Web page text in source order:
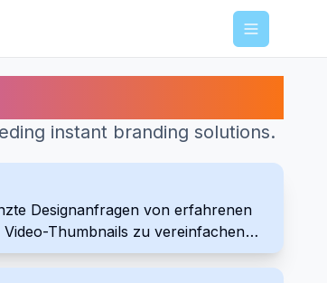
Menu
instant branding solutions.
Designanfragen von erfahrenen
Thumbnails zu vereinfachen